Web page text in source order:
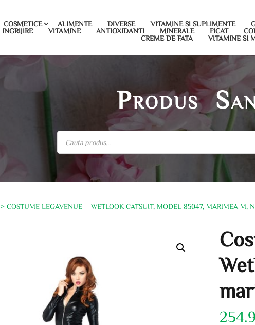
COSMETICE ALIMENTE DIVERSE VITAMINE SI SUPLIMENTE
INGRIJIRE VITAMINE ANTIOXIDANTI MINERALE FICAT
CREME DE FATA
VITAMINE SI
Produs
> COSTUME LEGAVENUE – WETLOOK CATSUIT, MODEL 85047, MARIMEA M,